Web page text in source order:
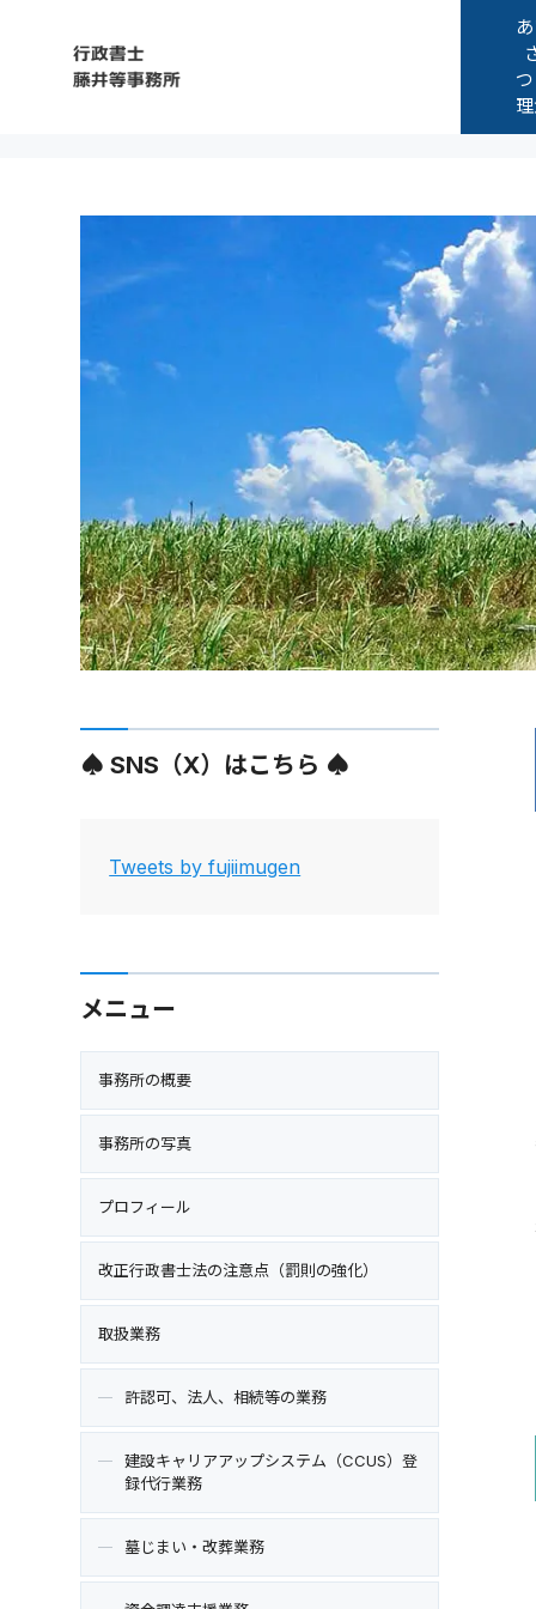
♠ SNS（X）はこちら ♠
Tweets by fujiimugen
メニュー
事務所の概要
事務所の写真
プロフィール
改正行政書士法の注意点（罰則の強化）
取扱業務
許認可、法人、相続等の業務
建設キャリアアップシステム（CCUS）登
録代行業務
墓じまい・改葬業務